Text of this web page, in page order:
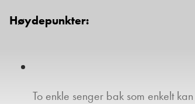
Høydepunkter:
To enkle senger bak som enkelt